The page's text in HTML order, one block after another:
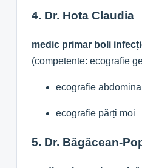
4. Dr. Hota Claudia
medic primar boli
(competente: ecografie
ecografie
ecografie părți moi
5. Dr. Băgăcean-